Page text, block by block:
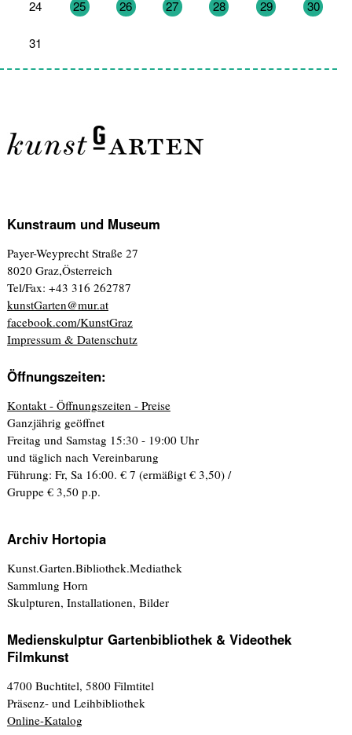
24 25 26 27 28 29 30
31
Kunstraum und Museum
Payer-Weyprecht Straße 27
8020 Graz,Österreich
Tel/Fax: +43 316 262787
kunstGarten@mur.at
facebook.com/KunstGraz
Impressum & Datenschutz
Öffnungszeiten:
Kontakt - Öffnungszeiten - Preise
Ganzjährig geöffnet
Freitag und Samstag 15:30 - 19:00 Uhr
und täglich nach Vereinbarung
Führung: Fr, Sa 16:00. € 7 (ermäßigt € 3,50) /
Gruppe € 3,50 p.p.
Archiv Hortopia
Kunst.Garten.Bibliothek.Mediathek
Sammlung Horn
Skulpturen, Installationen, Bilder
Medienskulptur Gartenbibliothek & Videothek
Filmkunst
4700 Buchtitel, 5800 Filmtitel
Präsenz- und Leihbibliothek
Online-Katalog